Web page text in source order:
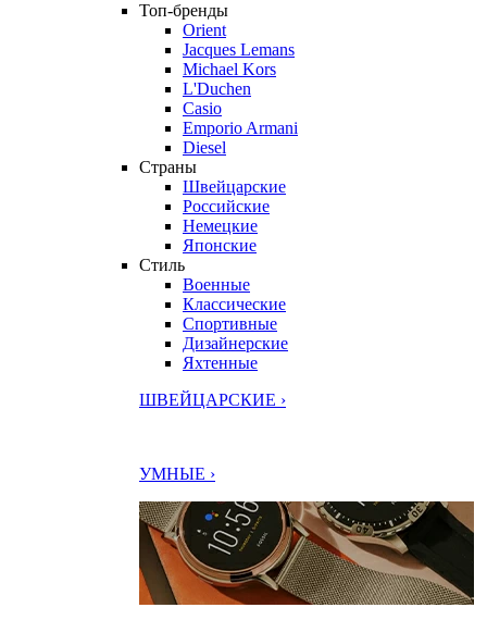
Топ-бренды
Orient
Jacques Lemans
Michael Kors
L'Duchen
Casio
Emporio Armani
Diesel
Страны
Швейцарские
Российские
Немецкие
Японские
Стиль
Военные
Классические
Спортивные
Дизайнерские
Яхтенные
ШВЕЙЦАРСКИЕ ›
УМНЫЕ ›